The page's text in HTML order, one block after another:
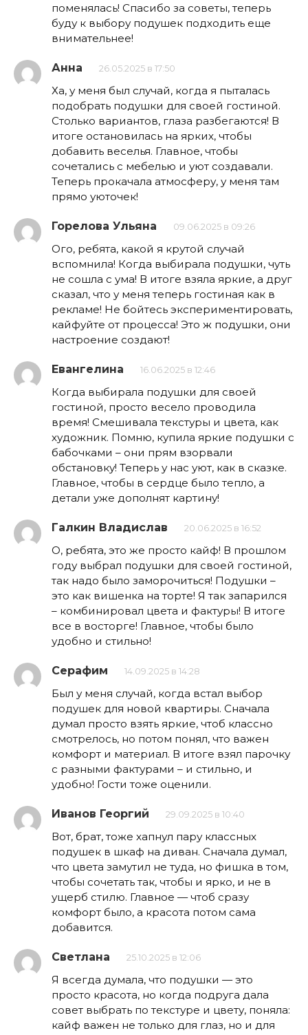
поменялась! Спасибо за советы, теперь
буду к выбору подушек подходить еще
внимательнее!
Анна 26.05.2025 в 17:50
Ха, у меня был случай, когда я пыталась
подобрать подушки для своей гостиной.
Столько вариантов, глаза разбегаются! В
итоге остановилась на ярких, чтобы
добавить веселья. Главное, чтобы
сочетались с мебелью и уют создавали.
Теперь прокачала атмосферу, у меня там
прямо уюточек!
Горелова Ульяна 09.06.2025 в 09:26
Ого, ребята, какой я крутой случай
вспомнила! Когда выбирала подушки, чуть
не сошла с ума! В итоге взяла яркие, а друг
сказал, что у меня теперь гостиная как в
рекламе! Не бойтесь экспериментировать,
кайфуйте от процесса! Это ж подушки, они
настроение создают!
Евангелина 16.06.2025 в 12:46
Когда выбирала подушки для своей
гостиной, просто весело проводила
время! Смешивала текстуры и цвета, как
художник. Помню, купила яркие подушки с
бабочками – они прям взорвали
обстановку! Теперь у нас уют, как в сказке.
Главное, чтобы в сердце было тепло, а
детали уже дополнят картину!
Галкин Владислав 20.06.2025 в 16:52
О, ребята, это же просто кайф! В прошлом
году выбрал подушки для своей гостиной,
так надо было заморочиться! Подушки –
это как вишенка на торте! Я так запарился
– комбинировал цвета и фактуры! В итоге
все в восторге! Главное, чтобы было
удобно и стильно!
Серафим 14.09.2025 в 14:28
Был у меня случай, когда встал выбор
подушек для новой квартиры. Сначала
думал просто взять яркие, чтоб классно
смотрелось, но потом понял, что важен
комфорт и материал. В итоге взял парочку
с разными фактурами – и стильно, и
удобно! Гости тоже оценили.
Иванов Георгий 29.09.2025 в 10:40
Вот, брат, тоже хапнул пару классных
подушек в шкаф на диван. Сначала думал,
что цвета замутил не туда, но фишка в том,
чтобы сочетать так, чтобы и ярко, и не в
ущерб стилю. Главное — чтоб сразу
комфорт было, а красота потом сама
добавится.
Светлана 25.10.2025 в 12:06
Я всегда думала, что подушки — это
просто красота, но когда подруга дала
совет выбрать по текстуре и цвету, поняла:
кайф важен не только для глаз, но и для